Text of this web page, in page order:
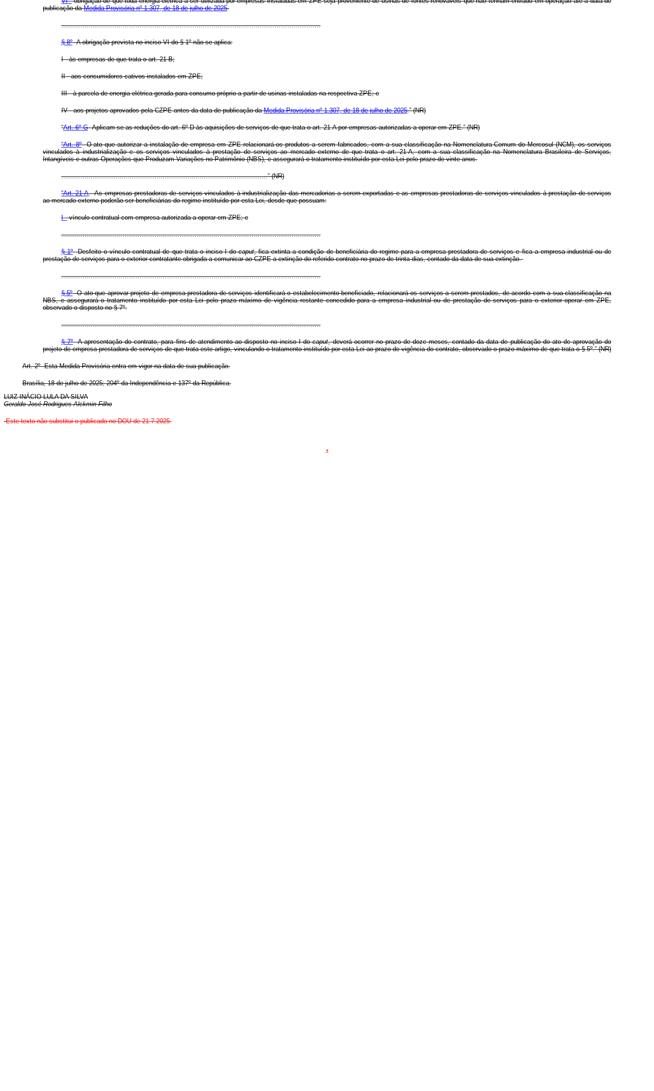
publicação daMedida Provisória nº 1.307, de 18 de julho de 2025.
.........................……………………………………………………………………………………….
§ 8ºA obrigação prevista no inciso VI do § 1º não se aplica:
I - às empresas de que trata o art. 21-B;
II - aos consumidores cativos instalados em ZPE;
III - à parcela de energia elétrica gerada para consumo próprio a partir de usinas instaladas na respectiva ZPE; e
IV - aos projetos aprovados pela CZPE antes da data de publicação daMedida Provisória nº 1.307, de 18 de julho de 2025.” (NR)
“Art. 6º-GAplicam-se as reduções do art. 6º-D às aquisições de serviços de que trata o art. 21-A por empresas autorizadas a operar em ZPE.”(NR)
“Art. 8ºO ato que autorizar a instalação de empresa em ZPE relacionará os produtos a serem fabricados, com a sua classificação na Nomenclatura Comum do Mercosul (NCM), os serviços
vinculados à industrialização e os serviços vinculados à prestação de serviços ao mercado externo de que trata o art. 21-A, com a sua classificação na Nomenclatura Brasileira de Serviços,
Intangíveis e outras Operações que Produzam Variações no Patrimônio (NBS), e assegurará o tratamento instituído por esta Lei pelo prazo de vinte anos.
..........................................................................................................” (NR)
“Art. 21-A. As empresas prestadoras de serviços vinculados à industrialização das mercadorias a serem exportadas e as empresas prestadoras de serviços vinculados à prestação de serviços
ao mercado externo poderão ser beneficiárias do regime instituído por esta Lei, desde que possuam:
I -vínculo contratual com empresa autorizada a operar em ZPE; e
.........................……………………………………………………………………………………….
§ 1ºDesfeito o vínculo contratual de que trata o inciso I docaput, fica extinta a condição de beneficiária do regime para a empresa prestadora de serviços e fica a empresa industrial ou de
prestação de serviços para o exterior contratante obrigada a comunicar ao CZPE a extinção do referido contrato no prazo de trinta dias, contado da data de sua extinção.
.........................……………………………………………………………………………………….
§ 5ºO ato que aprovar projeto de empresa prestadora de serviços identificará o estabelecimento beneficiado, relacionará os serviços a serem prestados, de acordo com a sua classificação na
NBS, e assegurará o tratamento instituído por esta Lei pelo prazo máximo de vigência restante concedido para a empresa industrial ou de prestação de serviços para o exterior operar em ZPE,
observado o disposto no § 7º.
.........................……………………………………………………………………………………….
§ 7ºA apresentação do contrato, para fins de atendimento ao disposto no inciso I docaput, deverá ocorrer no prazo de doze meses, contado da data de publicação do ato de aprovação do
projeto de empresa prestadora de serviços de que trata este artigo, vinculando o tratamento instituído por esta Lei ao prazo de vigência do contrato, observado o prazo máximo de que trata o § 5º.” (NR)
Art. 2º Esta Medida Provisória entra em vigor na data de sua publicação.
Brasília, 18 de julho de 2025; 204º da Independência e 137º da República.
LUIZ INÁCIO LULA DA SILVA
Geraldo José Rodrigues Alckmin Filho
Este texto não substitui o publicado no DOU de 21.7.2025.
*